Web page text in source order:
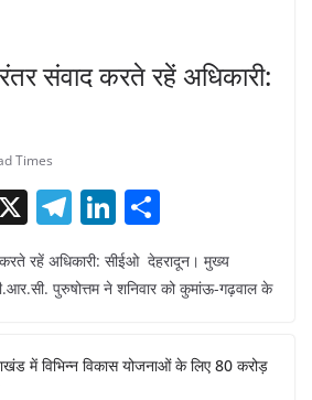
संवाद करते रहें अधिकारी:
Times
X T
el
e
a
m
Li
n
k
dI
n
ar
रहें अधिकारी: सीईओ देहरादून। मुख्य
पुरुषोत्तम ने शनिवार को कुमांऊ-गढ़वाल के
में विभिन्न विकास योजनाओं के लिए 80 करोड़